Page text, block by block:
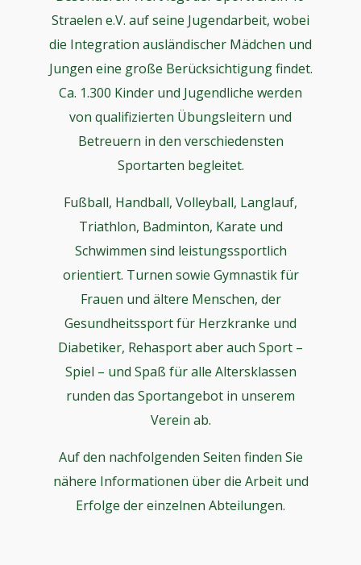
Straelen e.V. auf seine Jugendarbeit, wobei
die Integration ausländischer Mädchen und
Jungen eine große Berücksichtigung findet.
Ca. 1.300 Kinder und Jugendliche werden
von qualifizierten Übungsleitern und
Betreuern in den verschiedensten
Sportarten begleitet.
Fußball, Handball, Volleyball, Langlauf,
Triathlon, Badminton, Karate und
Schwimmen sind leistungssportlich
orientiert. Turnen sowie Gymnastik für
Frauen und ältere Menschen, der
Gesundheitssport für Herzkranke und
Diabetiker, Rehasport aber auch Sport –
Spiel – und Spaß für alle Altersklassen
runden das Sportangebot in unserem
Verein ab.
Auf den nachfolgenden Seiten finden Sie
nähere Informationen über die Arbeit und
Erfolge der einzelnen Abteilungen.